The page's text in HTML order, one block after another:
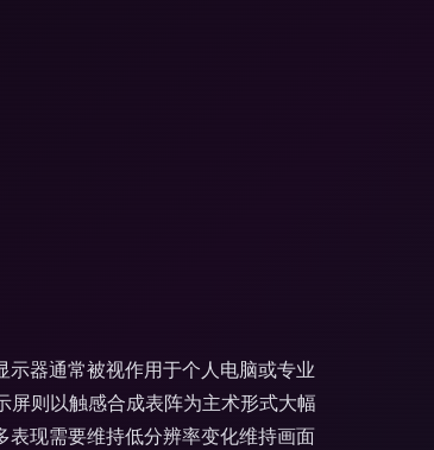
器通常被视作用于个人电脑或专业
屏则以触感合成表阵为主术形式大幅
现需要维持低分辨率变化维持画面